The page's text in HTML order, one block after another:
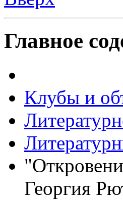
Главное
Клубы и
Георгия